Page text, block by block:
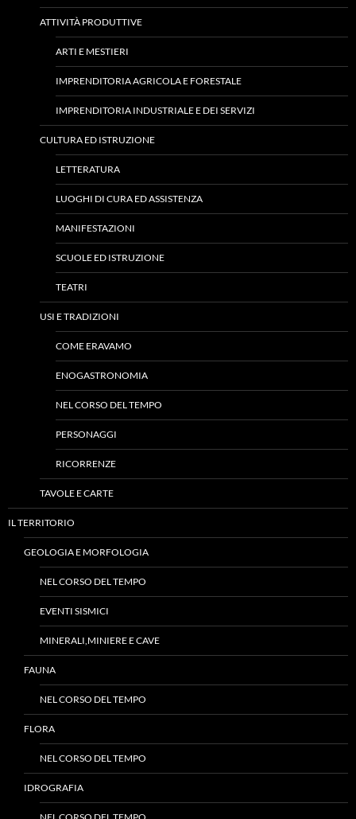
ATTIVITÀ PRODUTTIVE
ARTI E MESTIERI
IMPRENDITORIA AGRICOLA E FORESTALE
IMPRENDITORIA INDUSTRIALE E DEI SERVIZI
CULTURA ED ISTRUZIONE
LETTERATURA
LUOGHI DI CURA ED ASSISTENZA
MANIFESTAZIONI
SCUOLE ED ISTRUZIONE
TEATRI
USI E TRADIZIONI
COME ERAVAMO
ENOGASTRONOMIA
NEL CORSO DEL TEMPO
PERSONAGGI
RICORRENZE
TAVOLE E CARTE
IL TERRITORIO
GEOLOGIA E MORFOLOGIA
NEL CORSO DEL TEMPO
EVENTI SISMICI
MINERALI,MINIERE E CAVE
FAUNA
NEL CORSO DEL TEMPO
FLORA
NEL CORSO DEL TEMPO
IDROGRAFIA